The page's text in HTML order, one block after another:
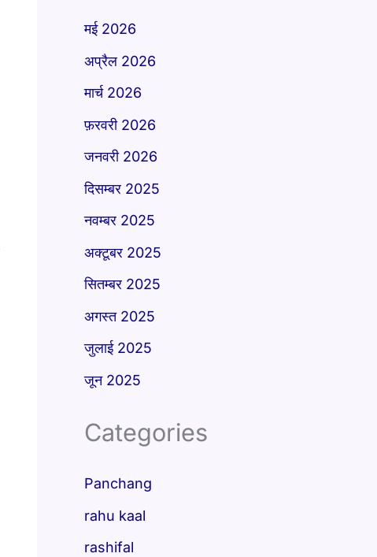
मई 2026
अप्रैल 2026
मार्च 2026
फ़रवरी 2026
जनवरी 2026
दिसम्बर 2025
नवम्बर 2025
अक्टूबर 2025
सितम्बर 2025
अगस्त 2025
जुलाई 2025
जून 2025
Categories
Panchang
rahu kaal
rashifal